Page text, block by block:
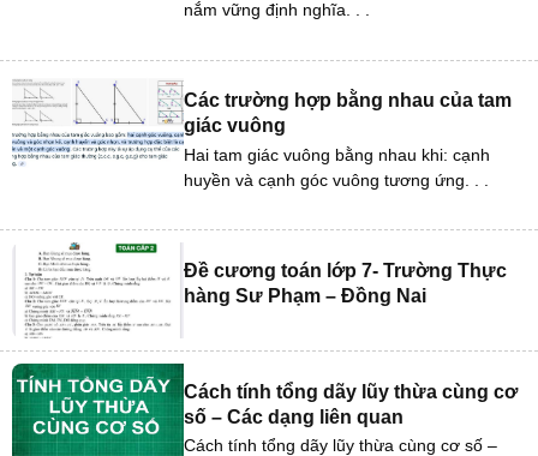
nắm vững định nghĩa. . .
Các trường hợp bằng nhau của tam
giác vuông
Hai tam giác vuông bằng nhau khi: cạnh
huyền và cạnh góc vuông tương ứng. . .
Đề cương toán lớp 7- Trường Thực
hàng Sư Phạm – Đồng Nai
Cách tính tổng dãy lũy thừa cùng cơ
số – Các dạng liên quan
Cách tính tổng dãy lũy thừa cùng cơ số –